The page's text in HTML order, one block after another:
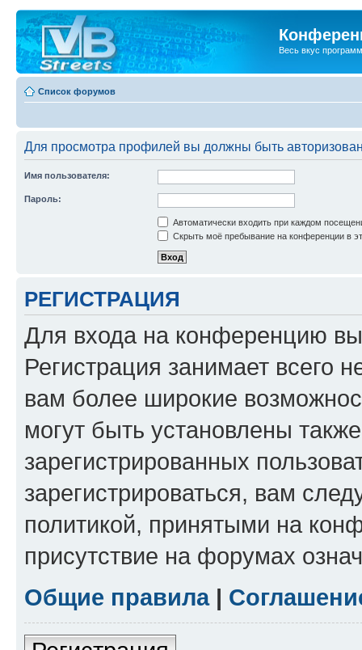
Весь вкус
Список форумов
Для просмотра профилей вы должны быть
Имя пользователя:
Пароль:
Автоматически входить при каждом
Скрыть моё пребывание на конференции в
РЕГИСТРАЦИЯ
Для входа на конференцию
Регистрация занимает всего
вам более широкие
могут быть установлены
зарегистрированных
зарегистрироваться, вам
политикой, принятыми на
присутствие на форумах
Общие правила|